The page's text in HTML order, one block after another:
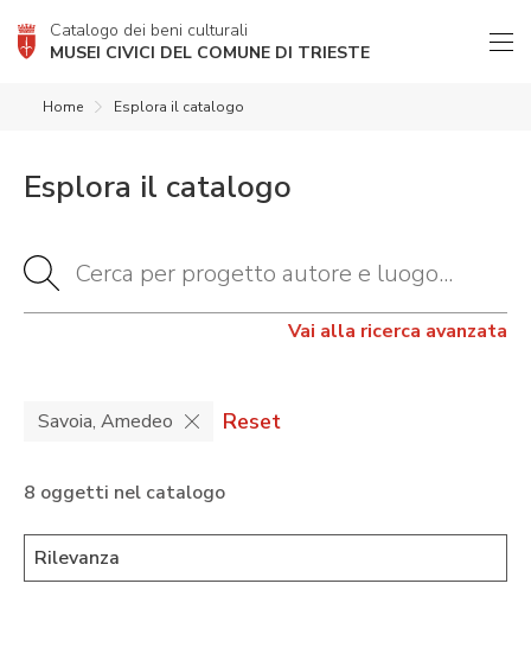
Catalogo dei beni culturali
MUSEI CIVICI DEL COMUNE DI TRIESTE
Home Esplora il catalogo
Esplora il catalogo
Vai alla ricerca avanzata
Savoia, Amedeo Reset
8 oggetti nel catalogo